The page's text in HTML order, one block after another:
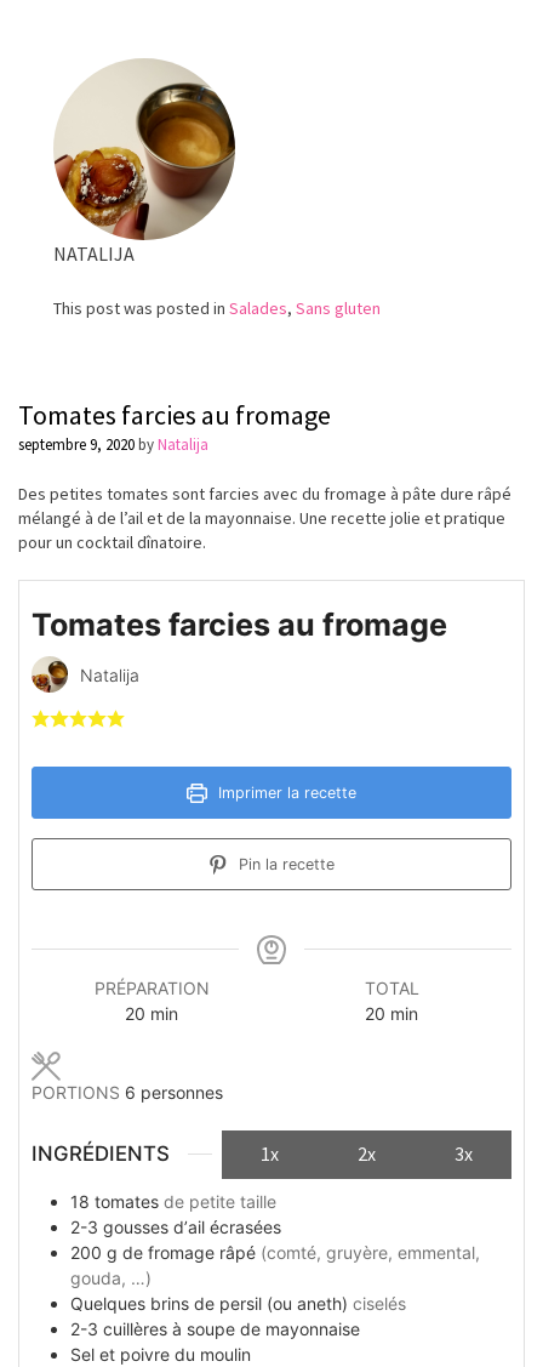
NATALIJA
This post was posted in Salades, Sans gluten
Tomates farcies au fromage
septembre 9, 2020byNatalija
Des petites tomates sont farcies avec du fromage à pâte dure râpé
mélangé à de l’ail et de la mayonnaise. Une recette jolie et pratique
pour un cocktail dînatoire.
Tomates farcies au fromage
Natalija
Imprimer la recette
Pin la recette
PRÉPARATION
20 minutes
min
TOTAL
20 minutes
min
PORTIONS 6 personnes
INGRÉDIENTS 1x 2x 3x
18 tomates de petite taille
2-3 gousses d’аil écrasées
200 g de fromage râpé (comté, gruyère, emmental,
gouda, …)
Quelques brins de persil (ou aneth) ciselés
2-3 cuillères à soupe de mayonnaise
Sel et poivre du moulin